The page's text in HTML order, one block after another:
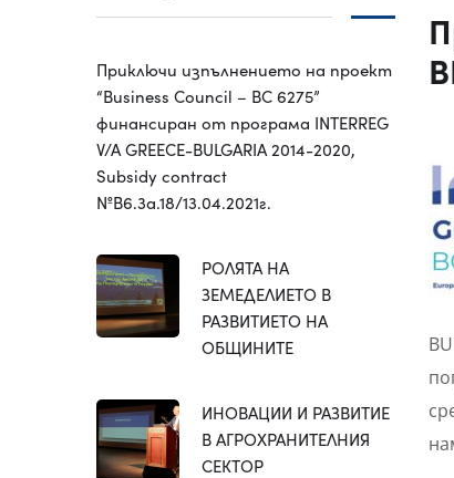
Приключи изпълнението на проект
“Business Council – BC 6275”
финансиран от програма INTERREG
V/A GREECE-BULGARIA 2014-2020,
Subsidy contract
№B6.3a.18/13.04.2021г.
РОЛЯТА НА
ЗЕМЕДЕЛИЕТО В
РАЗВИТИЕТО НА
ОБЩИНИТЕ
ИНОВАЦИИ И РАЗВИТИЕ
В АГРОХРАНИТЕЛНИЯ
СЕКТОР